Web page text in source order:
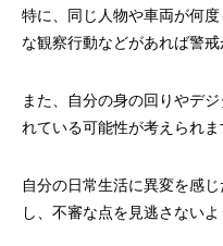
特に、同じ人物や車両が何
な観察行動などがあれば警戒
また、自分の身の回りやデ
れている可能性が考えられま
自分の日常生活に異変を感
し、不審な点を見逃さないよ